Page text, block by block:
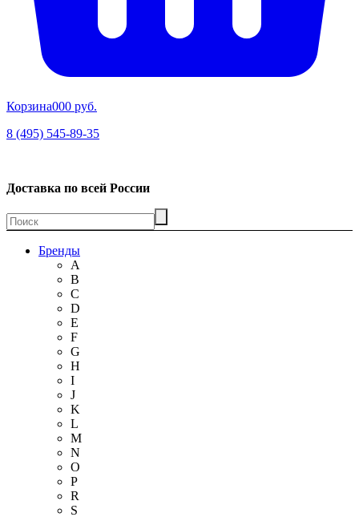
Корзина000 руб.
8 (495) 545-89-35
Доставка по всей России
Бренды
A
B
C
D
E
F
G
H
I
J
K
L
M
N
O
P
R
S